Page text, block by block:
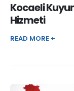
Kocaeli
Hizmeti
READ MORE +